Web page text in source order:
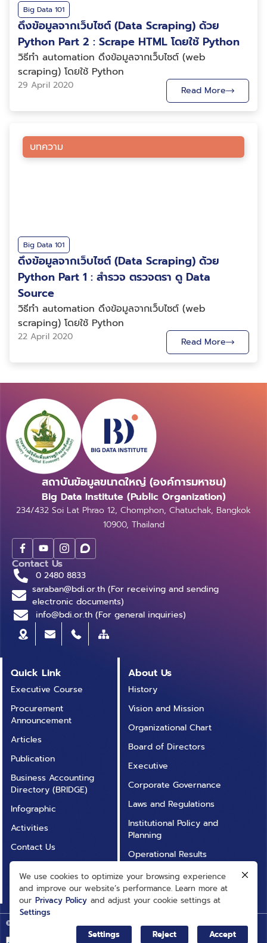
Big Data 101
ดึงข้อมูลจากเว็บไซต์ (Data Scraping) ด้วย
Python Part 2 : Scrape HTML โดยใช้ Python
วิธีทำ automation ดึงข้อมูลจากเว็บไซต์ (web
scraping) โดยใช้ Python
29 April 2020 Read More
บทความ
Big Data 101
ดึงข้อมูลจากเว็บไซต์ (Data Scraping) ด้วย
Python Part 1 : สำรวจ ตรวจตรา ดู Data
Source
วิธีทำ automation ดึงข้อมูลจากเว็บไซต์ (web
scraping) โดยใช้ Python
22 April 2020 Read More
สถาบันข้อมูลขนาดใหญ่ (องค์การมหาชน)
Big Data Institute (Public Organization)
234/432 Soi Lat Phrao 12, Chomphon, Chatuchak, Bangkok
10900, Thailand
Contact Us
0 2480 8833
saraban@bdi.or.th (For receiving and sending
electronic documents)
info@bdi.or.th (For general inquiries)
Quick Link
Executive Course
Procurement
Announcement
Articles
Publication
Business Accounting
Directory (BRIDGE)
Infographic
Activities
Contact Us
Annual Report
FAQ
About Us
History
Vision and Mission
Organizational Chart
Board of Directors
Executive
Corporate Governance
Laws and Regulations
Institutional Policy and
Planning
Operational Results
Operational
Transparency (ITA)
© Big Data Institute |Privacy Policy Web Setting
We use cookies to optimize your browsing experience
and improve our website’s performance. Learn more at
our Privacy Policy and adjust your cookie settings at
Settings
Settings
Reject Accept